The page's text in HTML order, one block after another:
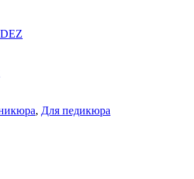
, Для педикюра